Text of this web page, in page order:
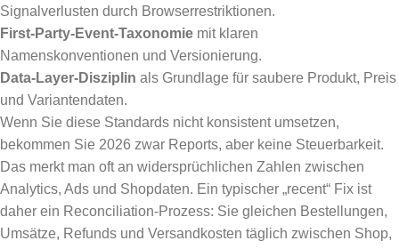
Signalverlusten durch Browserrestriktionen.
First-Party-Event-Taxonomie mit klaren
Namenskonventionen und Versionierung.
Data-Layer-Disziplin als Grundlage für saubere Produkt, Preis
und Variantendaten.
Wenn Sie diese Standards nicht konsistent umsetzen,
bekommen Sie 2026 zwar Reports, aber keine Steuerbarkeit.
Das merkt man oft an widersprüchlichen Zahlen zwischen
Analytics, Ads und Shopdaten. Ein typischer „recent“ Fix ist
daher ein Reconciliation-Prozess: Sie gleichen Bestellungen,
Umsätze, Refunds und Versandkosten täglich zwischen Shop,